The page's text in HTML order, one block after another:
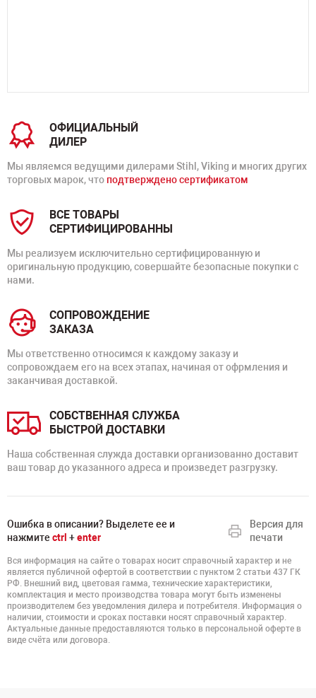
ОФИЦИАЛЬНЫЙ
ДИЛЕР
Мы являемся ведущими дилерами Stihl, Viking и многих других
торговых марок, что подтверждено сертификатом
ВСЕ ТОВАРЫ
СЕРТИФИЦИРОВАННЫ
Мы реализуем исключительно сертифицированную и
оригинальную продукцию, совершайте безопасные покупки с
нами.
СОПРОВОЖДЕНИЕ
ЗАКАЗА
Мы ответственно относимся к каждому заказу и
сопровождаем его на всех этапах, начиная от офрмления и
заканчивая доставкой.
СОБСТВЕННАЯ СЛУЖБА
БЫСТРОЙ ДОСТАВКИ
Наша собственная служда доставки организованно доставит
ваш товар до указанного адреса и произведет разгрузку.
Ошибка в описании? Выделете ее и
нажмите ctrl +enter
Версия для
печати
Вся информация на сайте о товарах носит справочный характер и не
является публичной офертой в соответствии с пунктом 2 статьи 437 ГК
РФ. Внешний вид, цветовая гамма, технические характеристики,
комплектация и место производства товара могут быть изменены
производителем без уведомления дилера и потребителя. Информация о
наличии, стоимости и сроках поставки носят справочный характер.
Актуальные данные предоставляются только в персональной оферте в
виде счёта или договора.